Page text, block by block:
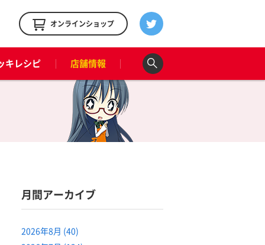
オンラインショップ
キレシピ 店舗情報
月間アーカイブ
2026年8月 (40)